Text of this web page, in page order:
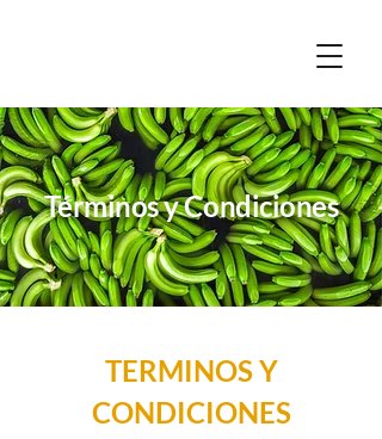
Términos y Condiciones
TERMINOS Y
CONDICIONES